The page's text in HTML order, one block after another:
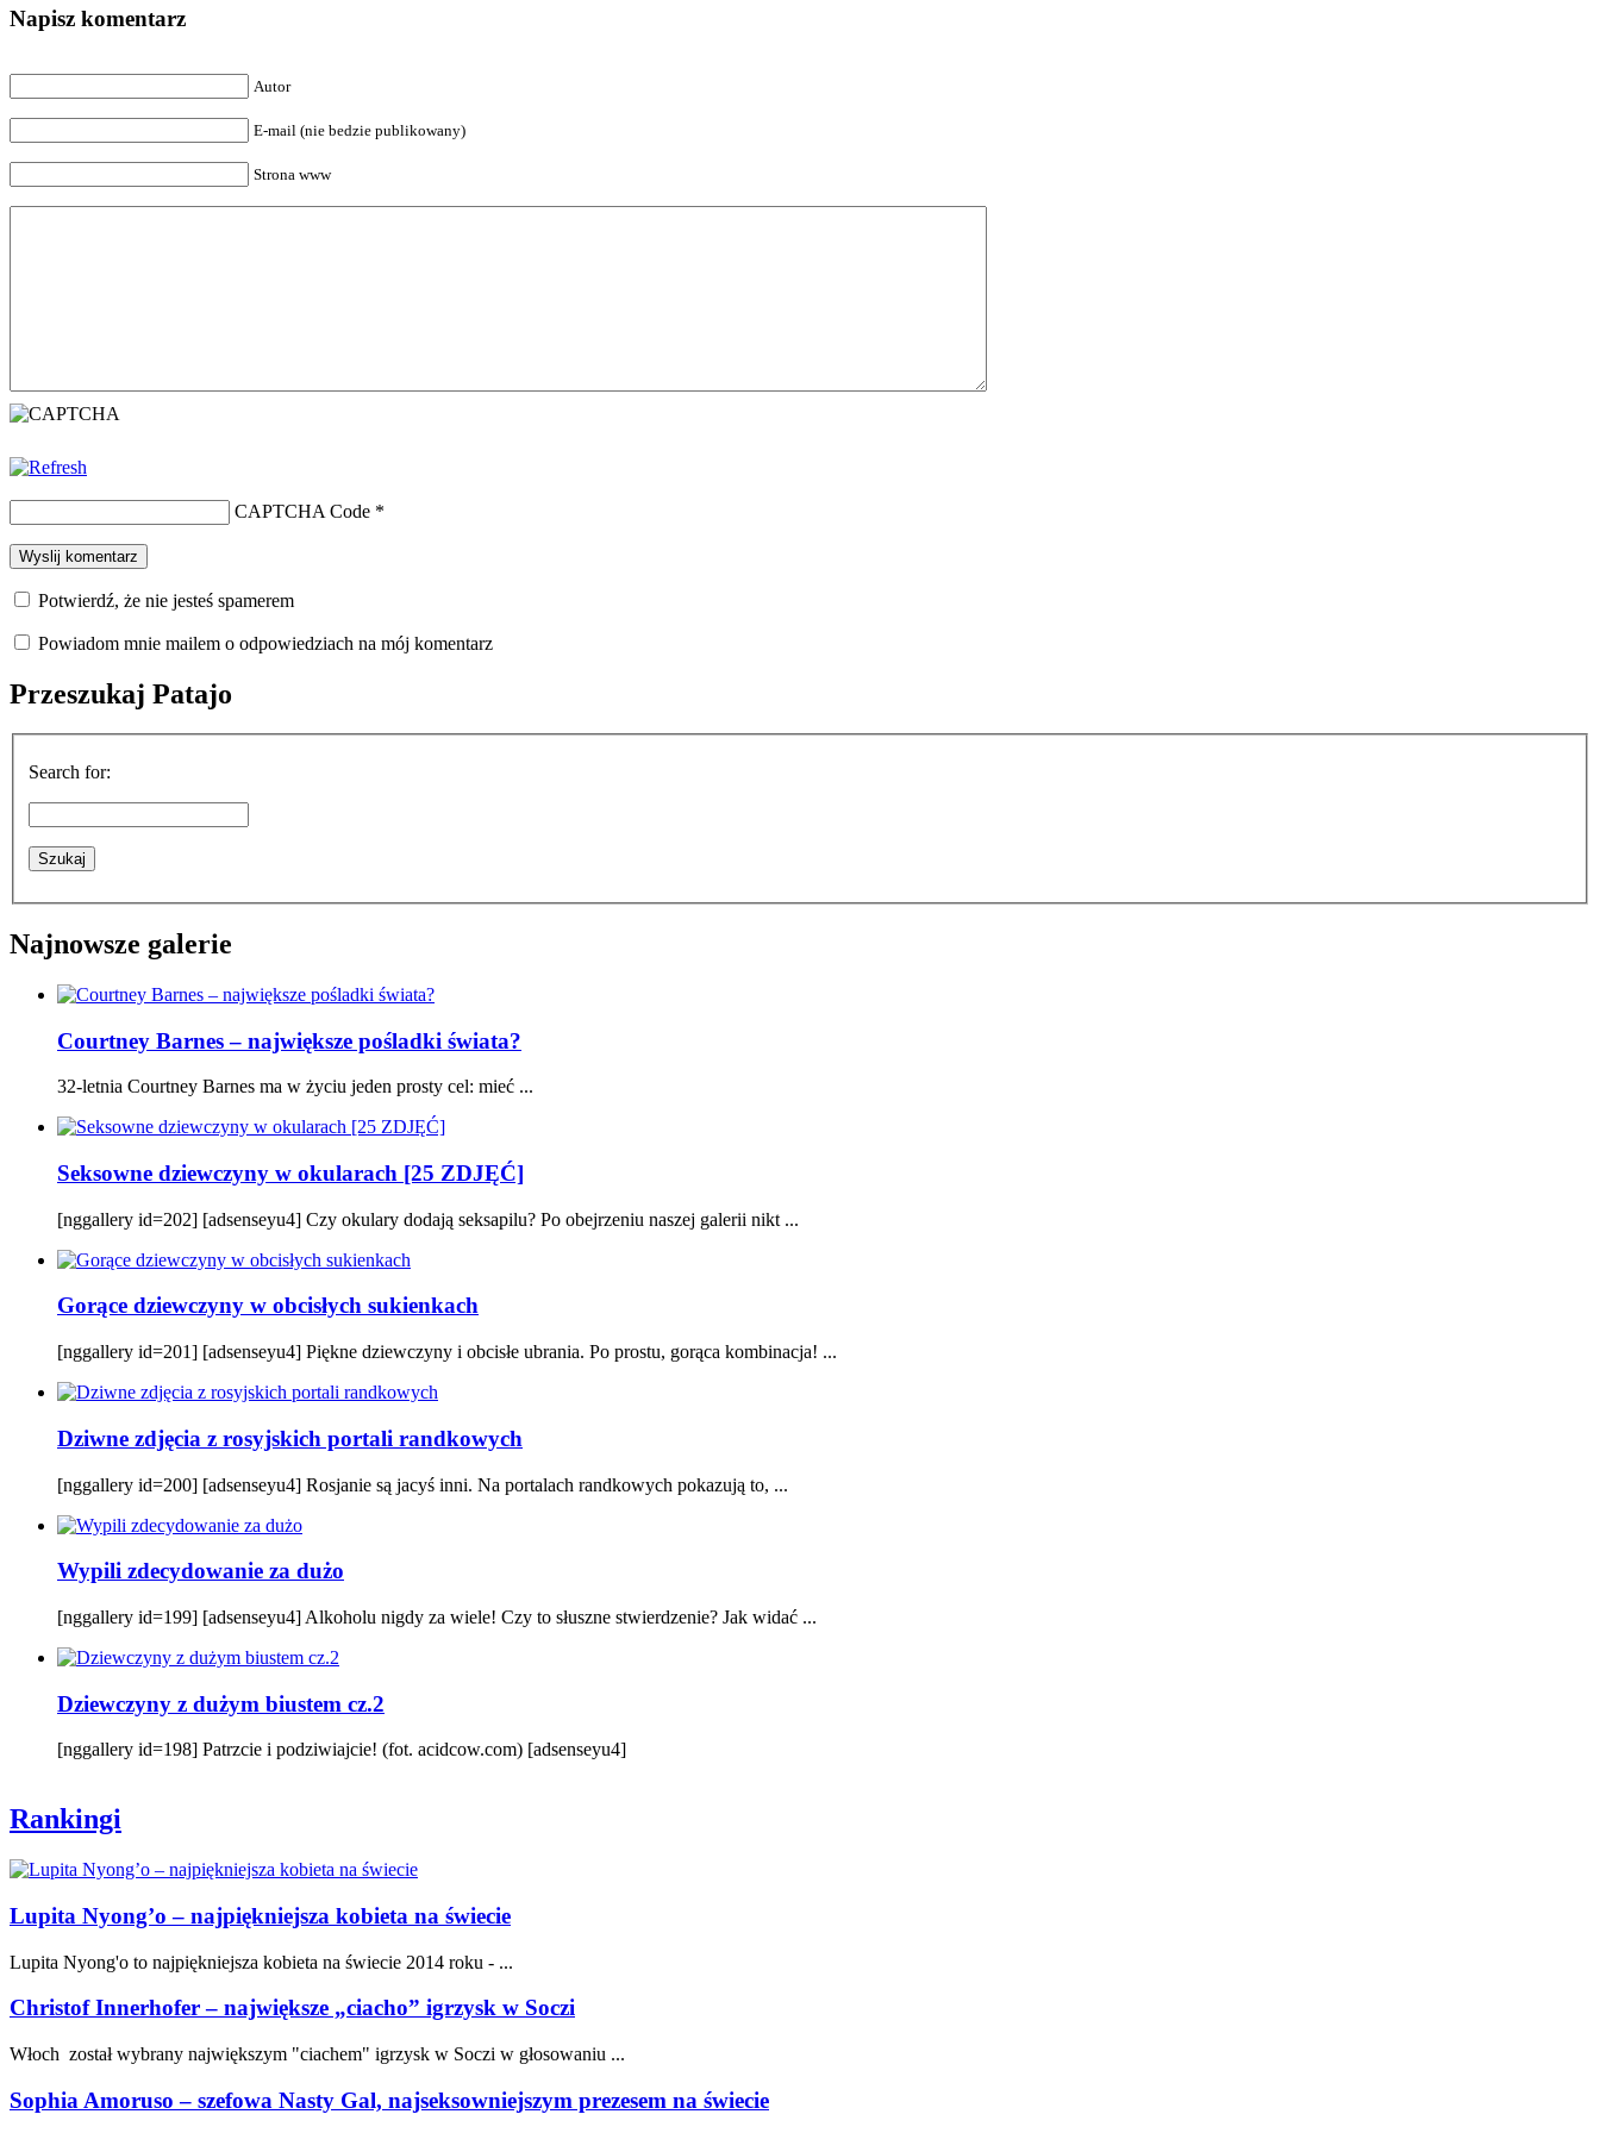
Napisz komentarz
Autor
E-mail (nie bedzie publikowany)
Strona www
CAPTCHA Code *
Potwierdź, że nie jesteś spamerem
Powiadom mnie mailem o odpowiedziach na mój komentarz
Przeszukaj Patajo
Search for:
Najnowsze galerie
Courtney Barnes – największe pośladki świata?
32-letnia Courtney Barnes ma w życiu jeden prosty cel: mieć ...
Seksowne dziewczyny w okularach [25 ZDJĘĆ]
[nggallery id=202] [adsenseyu4] Czy okulary dodają seksapilu? Po obejrzeniu naszej galerii nikt ...
Gorące dziewczyny w obcisłych sukienkach
[nggallery id=201] [adsenseyu4] Piękne dziewczyny i obcisłe ubrania. Po prostu, gorąca kombinacja! ...
Dziwne zdjęcia z rosyjskich portali randkowych
[nggallery id=200] [adsenseyu4] Rosjanie są jacyś inni. Na portalach randkowych pokazują to, ...
Wypili zdecydowanie za dużo
[nggallery id=199] [adsenseyu4] Alkoholu nigdy za wiele! Czy to słuszne stwierdzenie? Jak widać ...
Dziewczyny z dużym biustem cz.2
[nggallery id=198] Patrzcie i podziwiajcie! (fot. acidcow.com) [adsenseyu4]
Rankingi
Lupita Nyong’o – najpiękniejsza kobieta na świecie
Lupita Nyong'o to najpiękniejsza kobieta na świecie 2014 roku - ...
Christof Innerhofer – największe „ciacho” igrzysk w Soczi
Włoch został wybrany największym "ciachem" igrzysk w Soczi w głosowaniu ...
Sophia Amoruso – szefowa Nasty Gal, najseksowniejszym prezesem na świecie